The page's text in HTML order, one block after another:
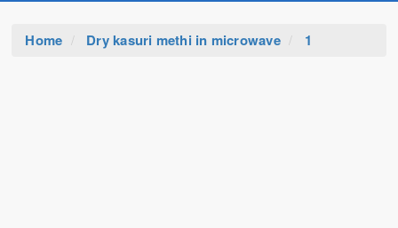
Home Dry kasuri methi in microwave 1